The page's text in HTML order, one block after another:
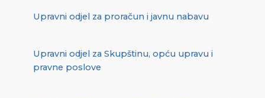
Upravni odjel za proračun i javnu nabavu
Upravni odjel za Skupštinu, opću upravu i
pravne poslove